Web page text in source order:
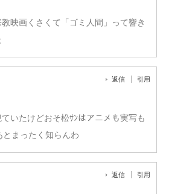
映画くさくて「ゴミ人間」って響き
返信 引用
いたけどおそ松ｻﾝはアニメも実写も
とまったく知らんわ
返信 引用